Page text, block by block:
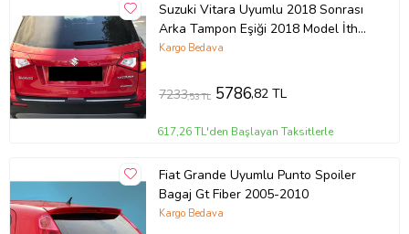
Suzuki Vitara Uyumlu 2018 Sonrası
Arka Tampon Eşiği 2018 Model İthal
Üründür
Kargo Bedava
7233,53 TL 5786,82 TL
617,26 TL'den Başlayan Taksitlerle
Fiat Grande Uyumlu Punto Spoiler
Bagaj Gt Fiber 2005-2010
Kargo Bedava